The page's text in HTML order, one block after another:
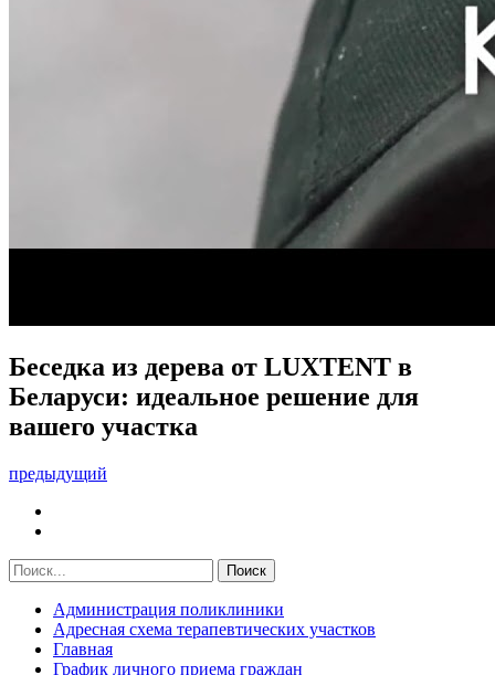
Беседка из дерева от LUXTENT в
Беларуси: идеальное решение для
вашего участка
предыдущий
Администрация поликлиники
Адресная схема терапевтических участков
Главная
График личного приема граждан